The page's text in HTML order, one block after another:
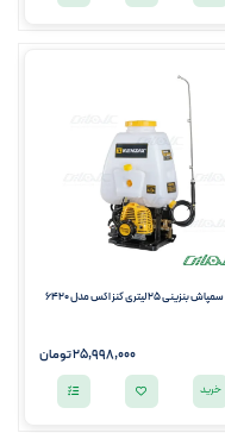
سمپاش بنزینی 25 لیتری کنزاکس مدل 6420
25,998,000تومان
خرید